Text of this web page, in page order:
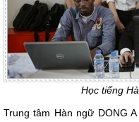
Học tiếng
Trung tâm Hàn ngữ DONG